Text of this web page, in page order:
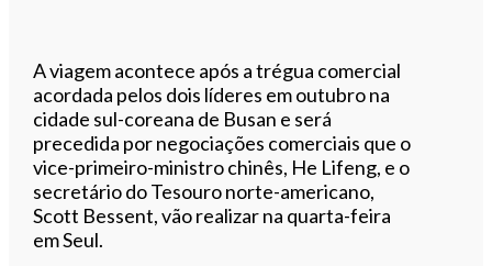
A viagem acontece após a trégua comercial
acordada pelos dois líderes em outubro na
cidade sul-coreana de Busan e será
precedida por negociações comerciais que o
vice-primeiro-ministro chinês, He Lifeng, e o
secretário do Tesouro norte-americano,
Scott Bessent, vão realizar na quarta-feira
em Seul.